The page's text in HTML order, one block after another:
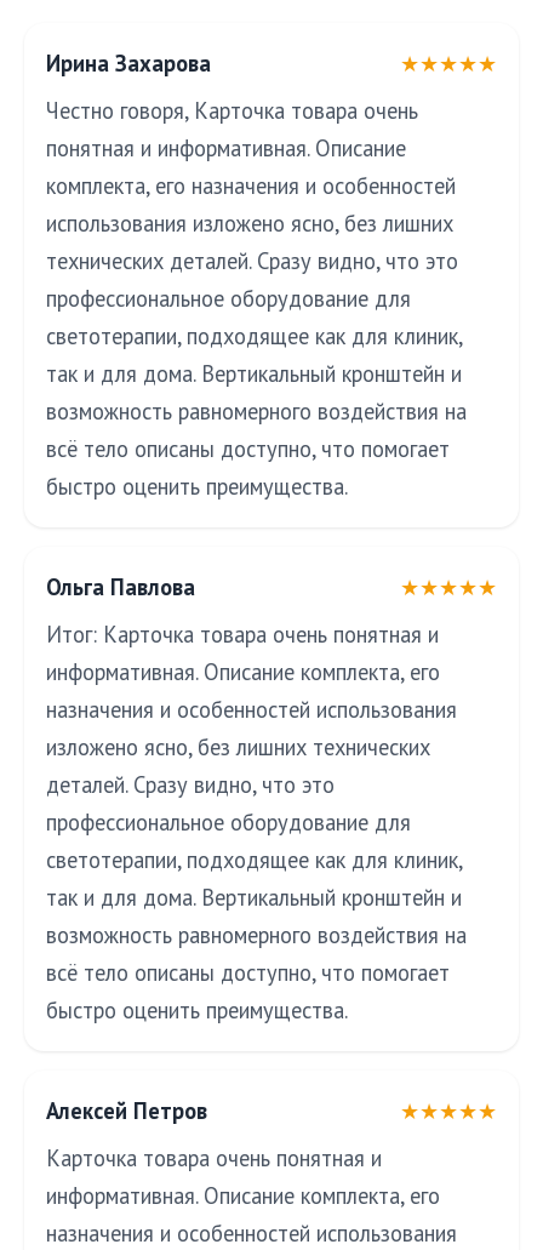
Ирина Захарова
★★★★★
Честно говоря, Карточка товара очень
понятная и информативная. Описание
комплекта, его назначения и особенностей
использования изложено ясно, без лишних
технических деталей. Сразу видно, что это
профессиональное оборудование для
светотерапии, подходящее как для клиник,
так и для дома. Вертикальный кронштейн и
возможность равномерного воздействия на
всё тело описаны доступно, что помогает
быстро оценить преимущества.
Ольга Павлова
★★★★★
Итог: Карточка товара очень понятная и
информативная. Описание комплекта, его
назначения и особенностей использования
изложено ясно, без лишних технических
деталей. Сразу видно, что это
профессиональное оборудование для
светотерапии, подходящее как для клиник,
так и для дома. Вертикальный кронштейн и
возможность равномерного воздействия на
всё тело описаны доступно, что помогает
быстро оценить преимущества.
Алексей Петров
★★★★★
Карточка товара очень понятная и
информативная. Описание комплекта, его
назначения и особенностей использования